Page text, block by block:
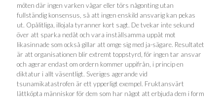
möten där ingen varken vågar eller törs någonting utan
fullständig konsensus, så att ingen enskild ansvarig kan pekas
ut. Opålitliga, illojala tyranner kort sagt. De tvekar inte sekund
över att sparka nedåt och vara inställsamma uppåt mot
likasinnade som också gillar att omge sig med ja-sägare. Resultatet
är att organisationen blir extremt toppstyrd, för ingen tar ansvar
och agerar endast om ordern kommer uppifrån, i princip en
diktatur i allt väsentligt. Sveriges agerande vid
tsunamikatastrofen är ett ypperligt exempel. Fruktansvärt
lättköpta människor för dem som har något att erbjuda dem i form